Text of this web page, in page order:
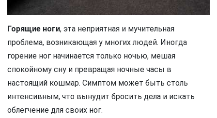
Горящие ноги, эта неприятная и мучительная
проблема, возникающая у многих людей. Иногда
горение ног начинается только ночью, мешая
спокойному сну и превращая ночные часы в
настоящий кошмар. Симптом может быть столь
интенсивным, что вынудит бросить дела и искать
облегчение для своих ног.